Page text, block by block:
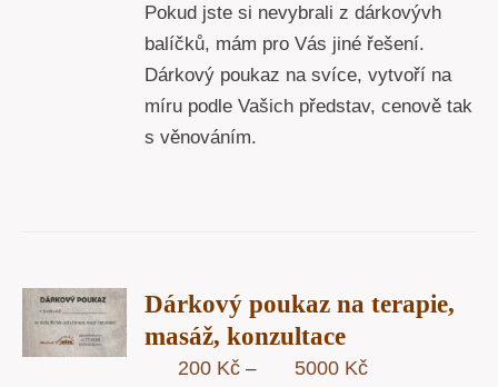
až
5000 Kč
Pokud jste si nevybrali z dárkovývh
balíčků, mám pro Vás jiné řešení.
Dárkový poukaz na svíce, vytvoří na
míru podle Vašich představ, cenově tak
s věnováním.
Dárkový poukaz na terapie,
masáž, konzultace
200 Kč – 5000 KčRozpětí